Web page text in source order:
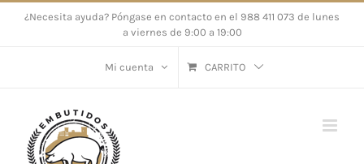
Saltar¿Necesita ayuda? Póngase en contacto en el 988 411 073 de lunes
a viernes de 9:00 a 19:00
Mi cuenta CARRITO